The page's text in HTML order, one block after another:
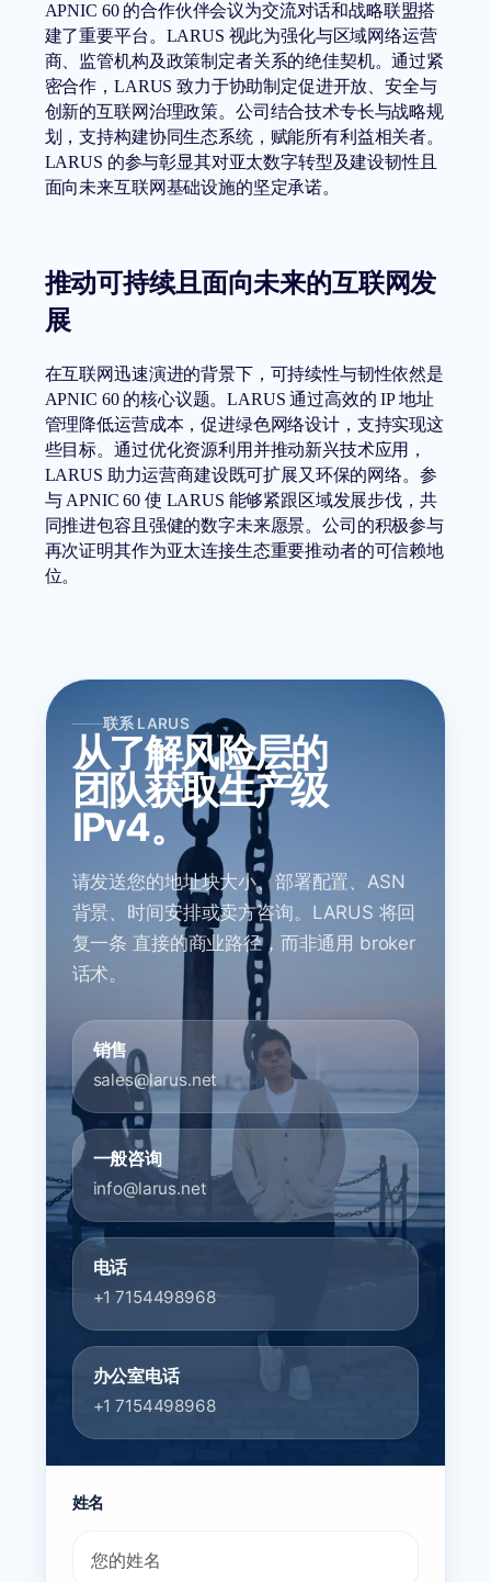
APNIC 60 的合作伙伴会议为交流对话和战略联盟搭
建了重要平台。LARUS 视此为强化与区域网络运营
商、监管机构及政策制定者关系的绝佳契机。通过紧
密合作，LARUS 致力于协助制定促进开放、安全与
创新的互联网治理政策。公司结合技术专长与战略规
划，支持构建协同生态系统，赋能所有利益相关者。
LARUS 的参与彰显其对亚太数字转型及建设韧性且
面向未来互联网基础设施的坚定承诺。
推动可持续且面向未来的互联网发
展
在互联网迅速演进的背景下，可持续性与韧性依然是
APNIC 60 的核心议题。LARUS 通过高效的 IP 地址
管理降低运营成本，促进绿色网络设计，支持实现这
些目标。通过优化资源利用并推动新兴技术应用，
LARUS 助力运营商建设既可扩展又环保的网络。参
与 APNIC 60 使 LARUS 能够紧跟区域发展步伐，共
同推进包容且强健的数字未来愿景。公司的积极参与
再次证明其作为亚太连接生态重要推动者的可信赖地
位。
联系 LARUS
从了解风险层的
团队获取生产级
IPv4。
请发送您的地址块大小、部署配置、ASN
背景、时间安排或卖方咨询。LARUS 将回
复一条 直接的商业路径，而非通用 broker
话术。
销售
sales@larus.net
一般咨询
info@larus.net
电话
+1 7154498968
办公室电话
+1 7154498968
姓名